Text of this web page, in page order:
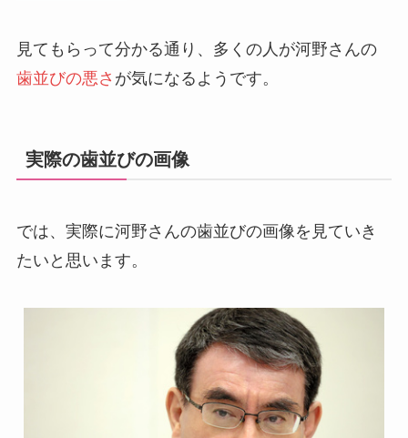
見てもらって分かる通り、多くの人が河野さんの
歯並びの悪さ が気になるようです。
実際の歯並びの画像
では、実際に河野さんの歯並びの画像を見ていき
たいと思います。